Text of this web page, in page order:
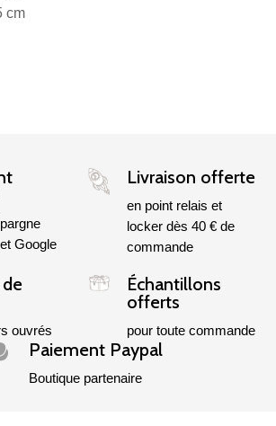
cm
Google
Livraison offerte
en point relais et
locker dès 40 € de
commande
ouvrés
Échantillons
offerts
pour toute commande
Paiement Paypal
Boutique partenaire